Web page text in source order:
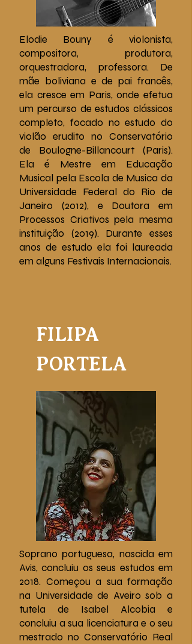
Elodie Bouny é violonista,
compositora, produtora,
orquestradora, professora. De
mãe boliviana e de pai francês,
ela cresce em Paris, onde efetua
um percurso de estudos clássicos
completo, focado no estudo do
violão erudito no Conservatório
de Boulogne-Billancourt (Paris).
Ela é Mestre em Educação
Musical pela Escola de Musica da
Universidade Federal do Rio de
Janeiro (2012), e Doutora em
Processos Criativos pela mesma
instituição (2019). Durante esses
anos de estudo ela foi laureada
em alguns Festivais Internacionais.
FILIPA
PORTELA
Soprano portuguesa, nascida em
Avis, concluiu os seus estudos em
2018. Começou a sua formação
na Universidade de Aveiro sob a
tutela de Isabel Alcobia e
concluiu a sua licenciatura e o seu
mestrado no Conservatório Real